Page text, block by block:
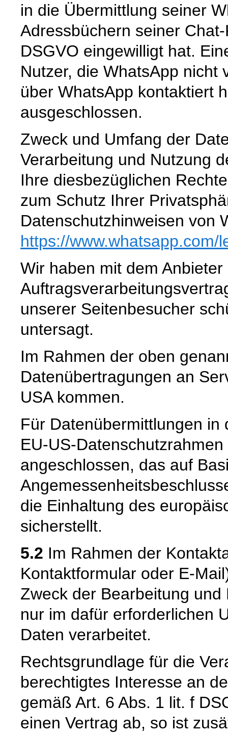
in die Übermittlung seiner
Adressbüchern seiner
DSGVO eingewilligt hat.
Nutzer, die WhatsApp nicht
über WhatsApp kontaktiert
ausgeschlossen.
Zweck und Umfang der
Verarbeitung und Nutzung
Ihre diesbezüglichen
zum Schutz Ihrer
Datenschutzhinweisen von
https://www.whatsapp.com/
Wir haben mit dem Anbieter
unserer Seitenbesucher
untersagt.
Im Rahmen der oben
Datenübertragungen an
USA kommen.
Für Datenübermittlungen in
EU-US-
angeschlossen, das auf
die Einhaltung des
sicherstellt.
5.2 Im Rahmen der
Kontaktformular oder E-
Zweck der Bearbeitung
nur im dafür erforderlichen
Daten verarbeitet.
Rechtsgrundlage für die
berechtigtes Interesse an
gemäß Art. 6 Abs. 1 lit. f
einen Vertrag ab, so ist